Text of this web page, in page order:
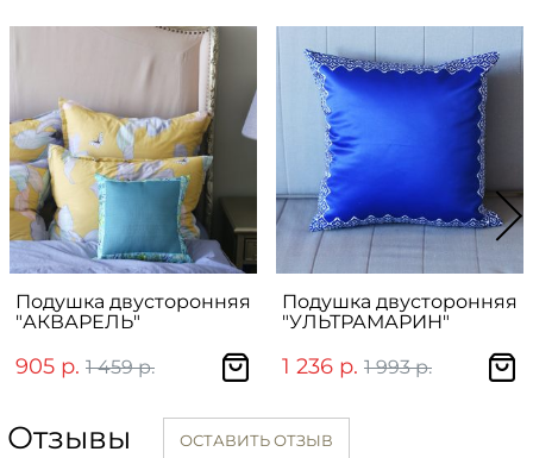
Подушка двусторонняя
"АКВАРЕЛЬ"
905 р. 1 459 р.
Подушка двусторонняя
"УЛЬТРАМАРИН"
1 236 р. 1 993 р.
Отзывы ОСТАВИТЬ ОТЗЫВ